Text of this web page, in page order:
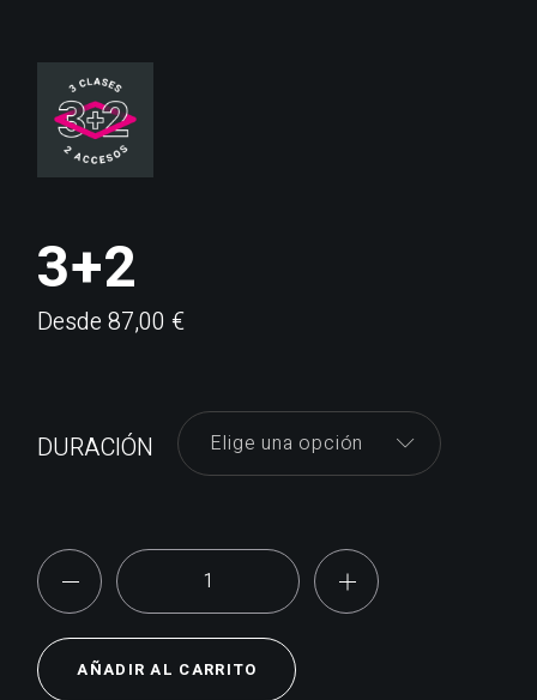
3+2
Desde 87,00 €
DURACIÓN Elige una opción
3+2 quantity
AÑADIR AL CARRITO